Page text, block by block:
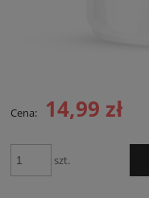
Cena: 14,99 zł
szt.